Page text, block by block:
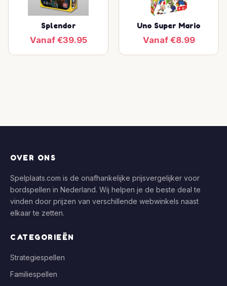
Splendor
Vanaf €39.95
Uno Super Mario
Vanaf €8.99
OVER ONS
Spelplaats.com is de onafhankelijke prijsvergelijker voor
bordspellen in Nederland. Wij helpen je de beste deal te
vinden door prijzen van verschillende webwinkels naast
elkaar te zetten.
CATEGORIEËN
Strategiespellen
Familiespellen